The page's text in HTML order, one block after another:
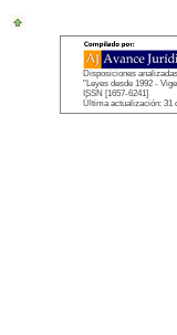
Disposiciones
"Leyes desde 1992 -
ISSN [1657-6241]
Última actualización: 31